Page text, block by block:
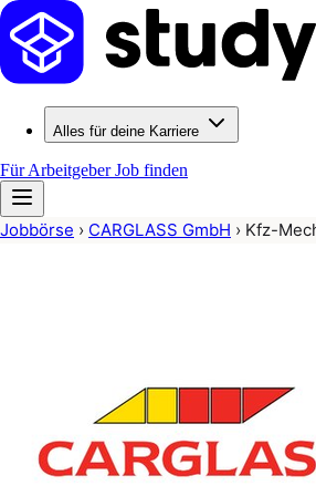
Alles für deine Karriere
Für ArbeitgeberJob finden
Jobbörse › CARGLASS GmbH › Kfz-